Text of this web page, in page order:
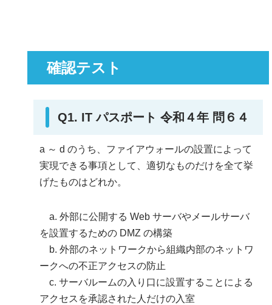
確認テスト
Q1. IT パスポート 令和４年 問６４
a ～ d のうち、ファイアウォールの設置によって
実現できる事項として、適切なものだけを全て挙
げたものはどれか。
a. 外部に公開する Web サーバやメールサーバ
を設置するための DMZ の構築
b. 外部のネットワークから組織内部のネットワ
ークへの不正アクセスの防止
c. サーバルームの入り口に設置することによる
アクセスを承認された人だけの入室